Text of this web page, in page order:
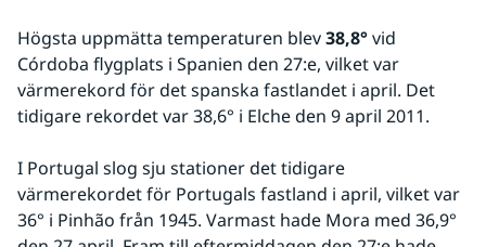
Högsta uppmätta temperaturen blev 38,8° vid
Córdoba flygplats i Spanien den 27:e, vilket var
värmerekord för det spanska fastlandet i april. Det
tidigare rekordet var 38,6° i Elche den 9 april 2011.
I Portugal slog sju stationer det tidigare
värmerekordet för Portugals fastland i april, vilket var
36° i Pinhão från 1945. Varmast hade Mora med 36,9°